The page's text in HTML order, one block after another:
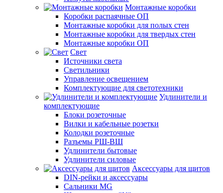
Монтажные коробки
Коробки распаячные ОП
Монтажные коробки для полых стен
Монтажные коробки для твердых стен
Монтажные коробки ОП
Свет
Источники света
Светильники
Управление освещением
Комплектующие для светотехники
Удлинители и
комплектующие
Блоки розеточные
Вилки и кабельные розетки
Колодки розеточные
Разъемы РШ-ВШ
Удлинители бытовые
Удлинители силовые
Аксессуары для щитов
DIN-рейки и аксессуары
Сальники MG